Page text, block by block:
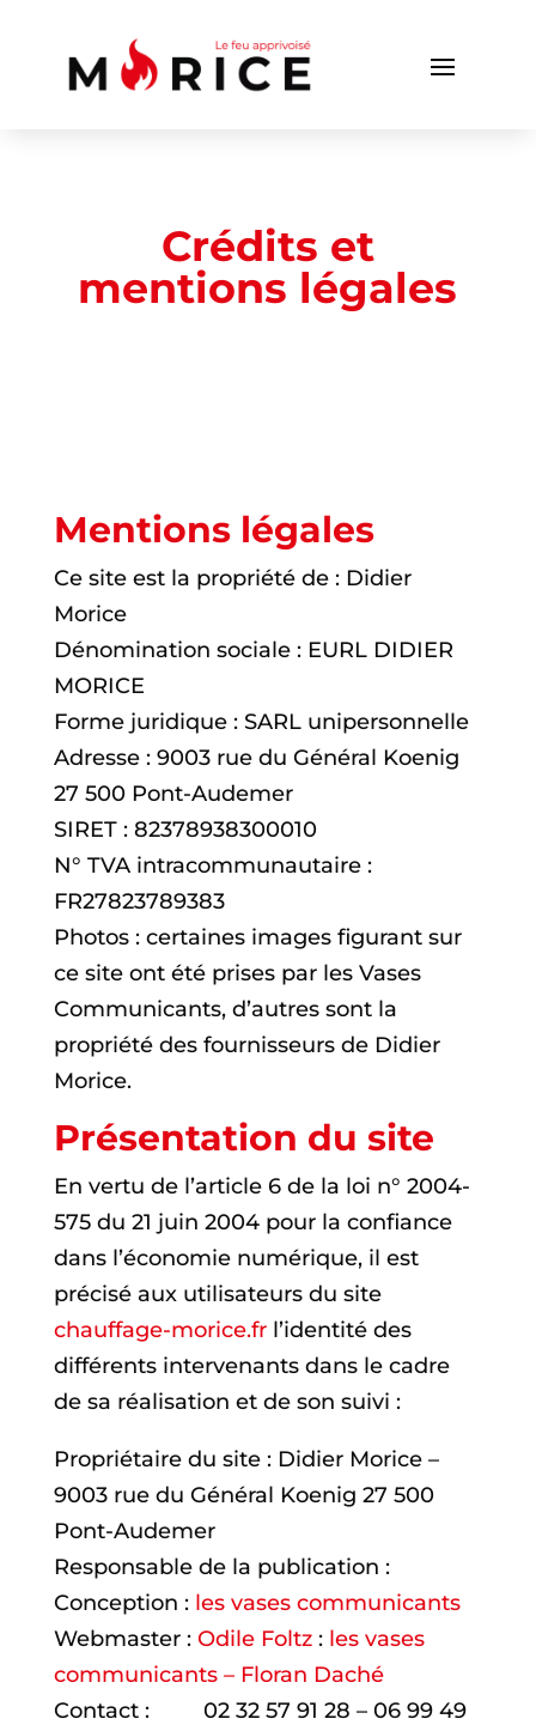
Crédits et
mentions légales
Mentions légales
Ce site est la propriété de : Didier
Morice
Dénomination sociale : EURL DIDIER
MORICE
Forme juridique : SARL unipersonnelle
Adresse : 9003 rue du Général Koenig
27 500 Pont-Audemer
SIRET : 82378938300010
N° TVA intracommunautaire :
FR27823789383
Photos : certaines images figurant sur
ce site ont été prises par les Vases
Communicants, d’autres sont la
propriété des fournisseurs de Didier
Morice.
Présentation du site
En vertu de l’article 6 de la loi n° 2004-
575 du 21 juin 2004 pour la confiance
dans l’économie numérique, il est
précisé aux utilisateurs du site
chauffage-morice.frl’identité des
différents intervenants dans le cadre
de sa réalisation et de son suivi :
Propriétaire du site : Didier Morice –
9003 rue du Général Koenig 27 500
Pont-Audemer
Responsable de la publication :
Conception : les vases communicants
Webmaster : Odile Foltz: les vases
communicants – Floran Daché
Contact : 02 32 57 91 28 – 06 99 49